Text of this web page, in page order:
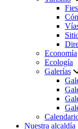
Economía
Ecología
Galerías
Nuestra alcaldía